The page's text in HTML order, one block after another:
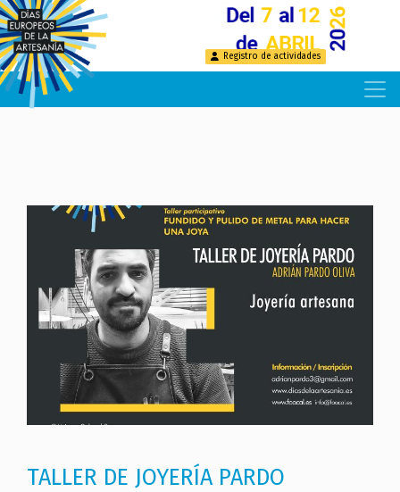
Pasar
contenido
Registro de actividades
TALLER DE JOYERÍA PARDO